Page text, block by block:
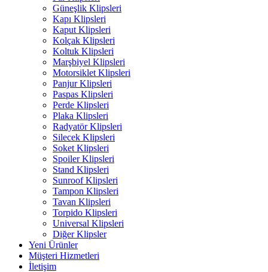
Güneşlik Klipsleri
Kapı Klipsleri
Kaput Klipsleri
Kolçak Klipsleri
Koltuk Klipsleri
Marşbiyel Klipsleri
Motorsiklet Klipsleri
Panjur Klipsleri
Paspas Klipsleri
Perde Klipsleri
Plaka Klipsleri
Radyatör Klipsleri
Silecek Klipsleri
Soket Klipsleri
Spoiler Klipsleri
Stand Klipsleri
Sunroof Klipsleri
Tampon Klipsleri
Tavan Klipsleri
Torpido Klipsleri
Universal Klipsleri
Diğer Klipsler
Yeni Ürünler
Müşteri Hizmetleri
İletişim